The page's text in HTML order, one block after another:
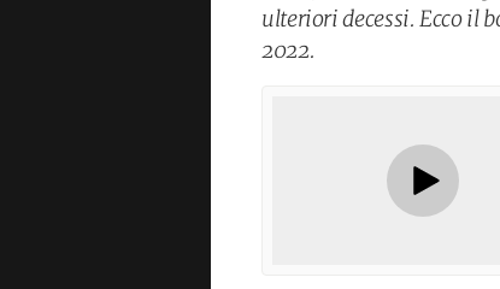
ulteriori decessi. Ecco il
2022.